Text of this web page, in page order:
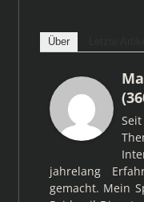
Über
jahrelang
gemacht. Mein